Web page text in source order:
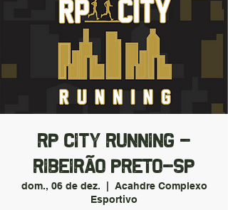
RP CITY RUNNING -
RIBEIRÃO PRETO-SP
dom., 06 de dez.
Acahdre Complexo
Esportivo